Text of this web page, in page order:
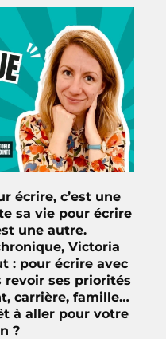
écrire, c’est une
sa vie pour écrire
une autre.
Victoria
: pour écrire avec
ses priorités
carrière, famille…
à aller pour votre
?